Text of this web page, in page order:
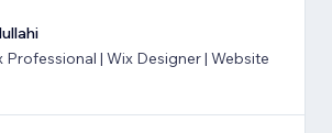
Professional | Wix Designer | Website